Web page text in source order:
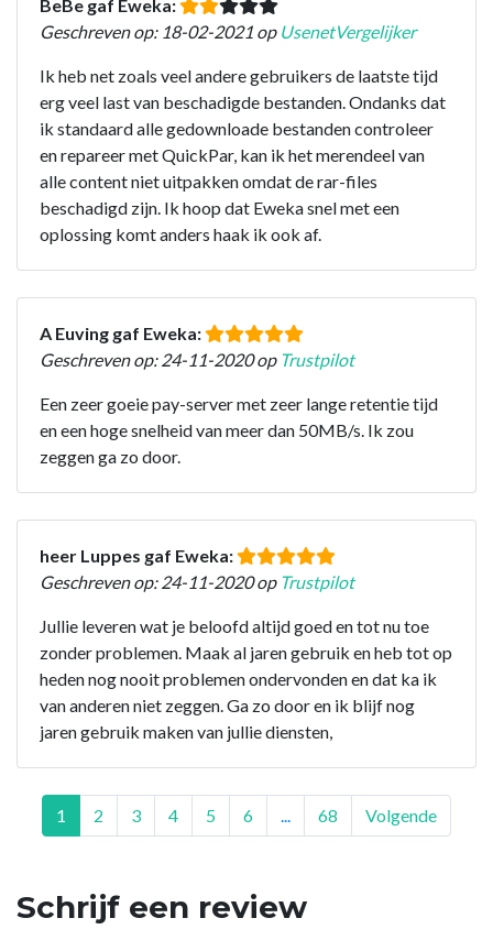
BeBe gaf Eweka:
Geschreven op: 18-02-2021 op UsenetVergelijker
Ik heb net zoals veel andere gebruikers de laatste tijd
erg veel last van beschadigde bestanden. Ondanks dat
ik standaard alle gedownloade bestanden controleer
en repareer met QuickPar, kan ik het merendeel van
alle content niet uitpakken omdat de rar-files
beschadigd zijn. Ik hoop dat Eweka snel met een
oplossing komt anders haak ik ook af.
A Euving gaf Eweka:
Geschreven op: 24-11-2020 op Trustpilot
Een zeer goeie pay-server met zeer lange retentie tijd
en een hoge snelheid van meer dan 50MB/s. Ik zou
zeggen ga zo door.
heer Luppes gaf Eweka:
Geschreven op: 24-11-2020 op Trustpilot
Jullie leveren wat je beloofd altijd goed en tot nu toe
zonder problemen. Maak al jaren gebruik en heb tot op
heden nog nooit problemen ondervonden en dat ka ik
van anderen niet zeggen. Ga zo door en ik blijf nog
jaren gebruik maken van jullie diensten,
1 2 3 4 5 6 68 Volgende
Schrijf een review